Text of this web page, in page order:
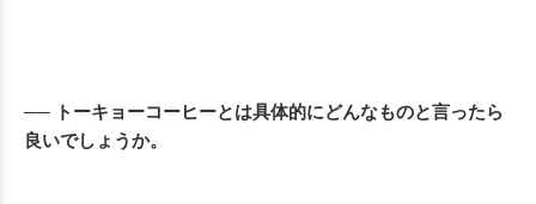
── トーキョーコーヒーとは具体的にどんなものと言ったら
良いでしょうか。